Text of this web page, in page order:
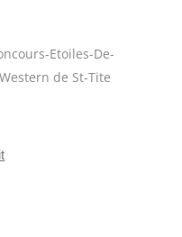
Etoiles-De-
de St-Tite